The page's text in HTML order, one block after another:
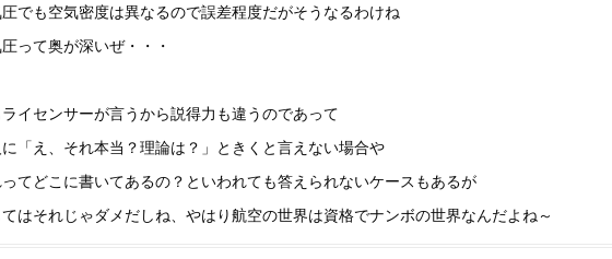
でも空気密度は異なるので誤差程度だがそうなるわけね
って奥が深いぜ・・・
イセンサーが言うから説得力も違うのであって
「え、それ本当？理論は？」ときくと言えない場合や
てどこに書いてあるの？といわれても答えられないケースもあるが
はそれじゃダメだしね、やはり航空の世界は資格でナンボの世界なんだよね～